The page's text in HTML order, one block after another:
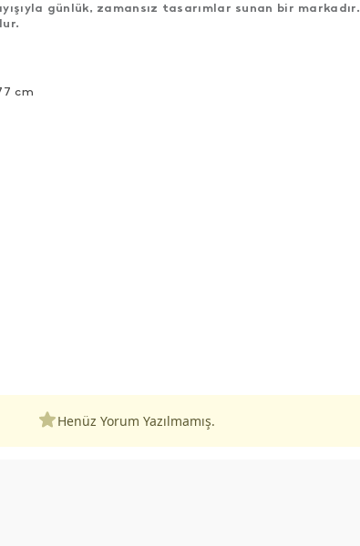
günlük, zamansız tasarımlar sunan bir markadır.
cm
Henüz Yorum Yazılmamış.